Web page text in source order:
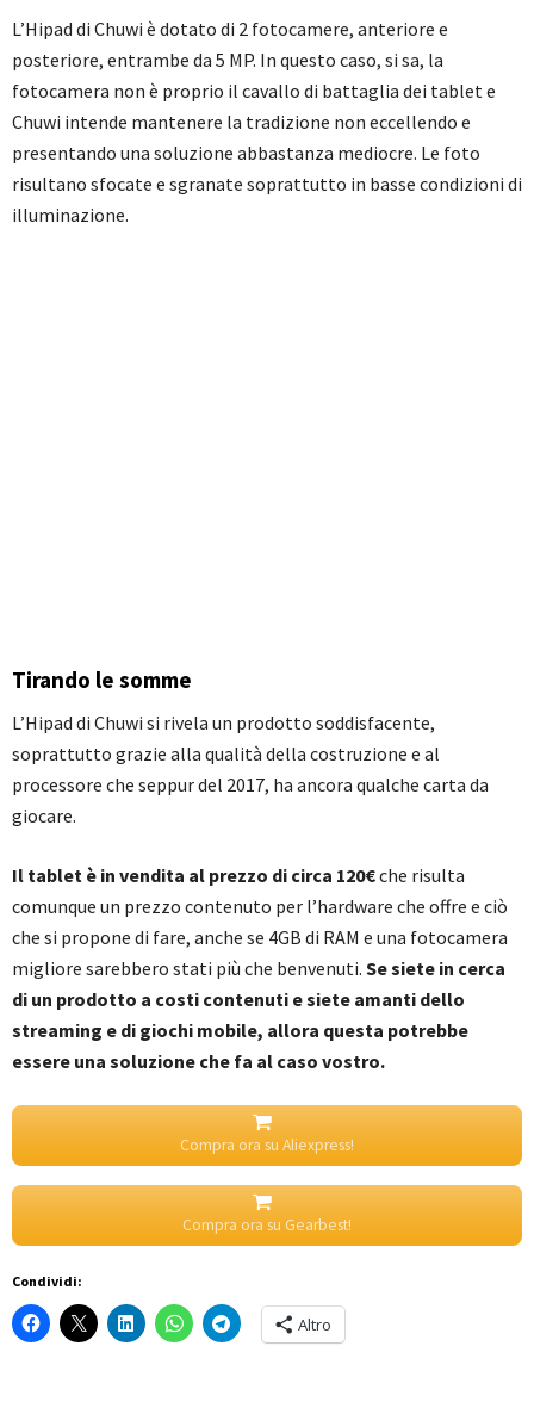
L’Hipad di Chuwi è dotato di 2 fotocamere, anteriore e
posteriore, entrambe da 5 MP. In questo caso, si sa, la
fotocamera non è proprio il cavallo di battaglia dei tablet e
Chuwi intende mantenere la tradizione non eccellendo e
presentando una soluzione abbastanza mediocre. Le foto
risultano sfocate e sgranate soprattutto in basse condizioni di
illuminazione.
Tirando le somme
L’Hipad di Chuwi si rivela un prodotto soddisfacente,
soprattutto grazie alla qualità della costruzione e al
processore che seppur del 2017, ha ancora qualche carta da
giocare.
Il tablet è in vendita al prezzo di circa 120€che risulta
comunque un prezzo contenuto per l’hardware che offre e ciò
che si propone di fare, anche se 4GB di RAM e una fotocamera
migliore sarebbero stati più che benvenuti. Se siete in cerca
di un prodotto a costi contenuti e siete amanti dello
streaming e di giochi mobile, allora questa potrebbe
essere una soluzione che fa al caso vostro.
Compra ora su Aliexpress!
Compra ora su Gearbest!
Condividi:
Altro